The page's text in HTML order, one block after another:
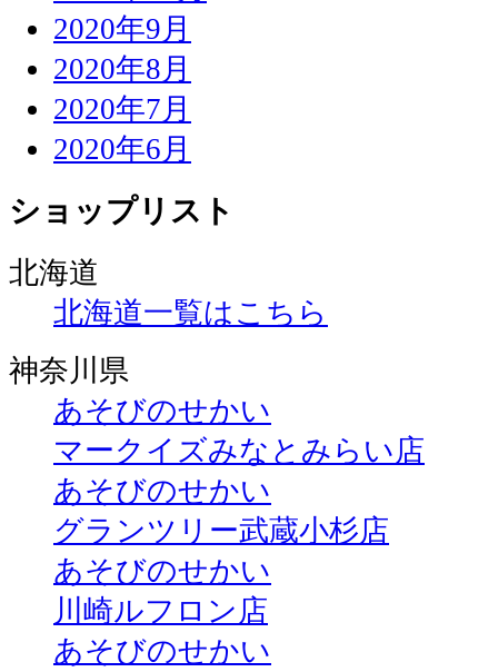
2020年9月
2020年8月
2020年7月
2020年6月
ショップリスト
北海道
北海道一覧はこちら
神奈川県
あそびのせかい
マークイズみなとみらい店
あそびのせかい
グランツリー武蔵小杉店
あそびのせかい
川崎ルフロン店
あそびのせかい